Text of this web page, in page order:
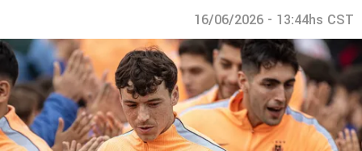
16/06/2026 - 13:44hs CST